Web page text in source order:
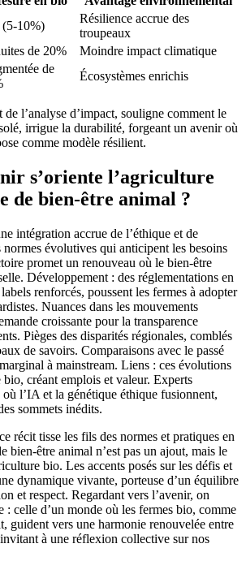
(5-10%)
Résilience accrue des
troupeaux
de 20%
Moindre impact climatique
de
Écosystèmes enrichis
de l’analyse d’impact, souligne comment le
irrigue la durabilité, forgeant un avenir où
comme modèle résilient.
s’oriente l’agriculture
de bien-être animal ?
intégration accrue de l’éthique et de
évolutives qui anticipent les besoins
promet un renouveau où le bien-être
Développement : des réglementations en
renforcés, poussent les fermes à adopter
Nuances dans les mouvements
croissante pour la transparence
Pièges des disparités régionales, comblés
de savoirs. Comparaisons avec le passé
à mainstream. Liens : ces évolutions
créant emplois et valeur. Experts
l’IA et la génétique éthique fusionnent,
sommets inédits.
récit tisse les fils des normes et pratiques en
bien-être animal n’est pas un ajout, mais le
bio. Les accents posés sur les défis et
dynamique vivante, porteuse d’un équilibre
et respect. Regardant vers l’avenir, on
: celle d’un monde où les fermes bio, comme
guident vers une harmonie renouvelée entre
à une réflexion collective sur nos